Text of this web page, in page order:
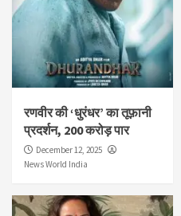
रणवीर की ‘धुरंधर’ का तूफ़ानी
प्रदर्शन, 200 करोड़ पार
December 12, 2025
News World India